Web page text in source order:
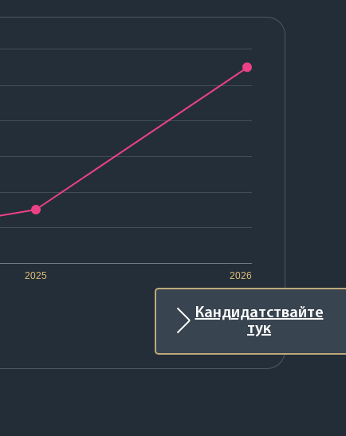
Кандидатствайте
тук
2025 2026